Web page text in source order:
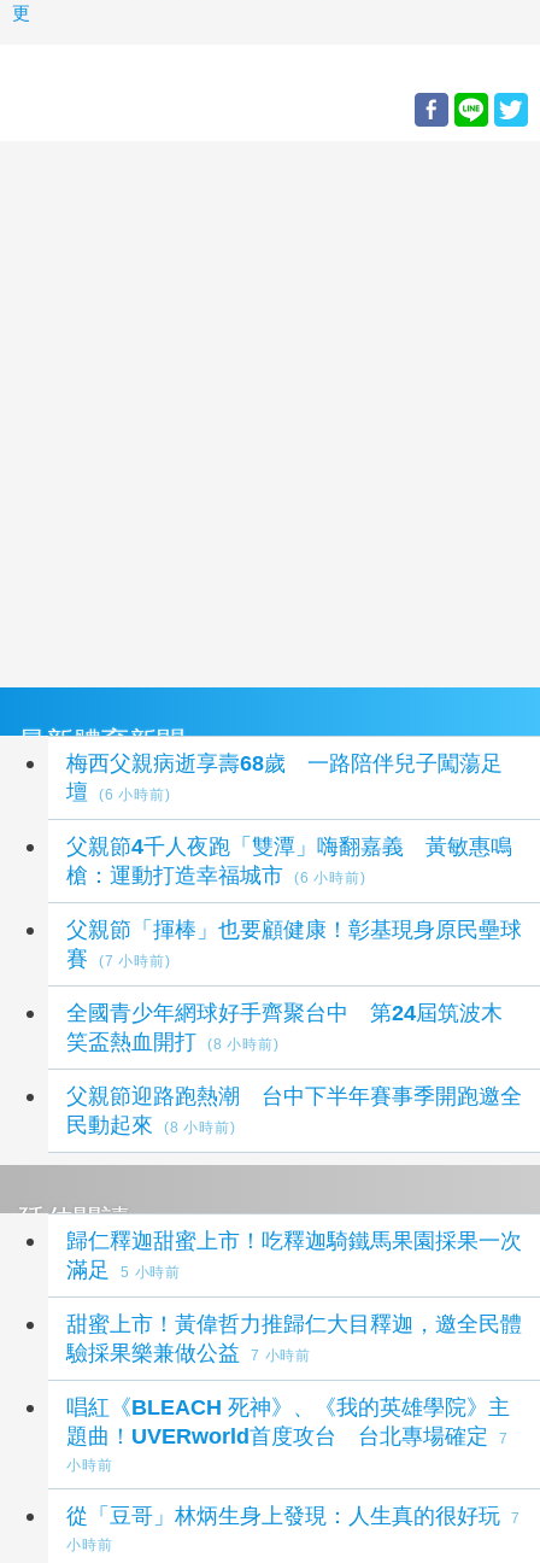
更
最新體育新聞
梅西父親病逝享壽68歲 一路陪伴兒子闖蕩足
壇
(6 小時前)
父親節4千人夜跑「雙潭」嗨翻嘉義 黃敏惠鳴
槍：運動打造幸福城市
(6 小時前)
父親節「揮棒」也要顧健康！彰基現身原民壘球
賽
(7 小時前)
全國青少年網球好手齊聚台中 第24屆筑波木
笑盃熱血開打
(8 小時前)
父親節迎路跑熱潮 台中下半年賽事季開跑邀全
民動起來
(8 小時前)
延伸閱讀
歸仁釋迦甜蜜上市！吃釋迦騎鐵馬果園採果一次
滿足
5 小時前
甜蜜上市！黃偉哲力推歸仁大目釋迦，邀全民體
驗採果樂兼做公益
7 小時前
唱紅《BLEACH 死神》、《我的英雄學院》主
題曲！UVERworld首度攻台 台北專場確定
7
小時前
從「豆哥」林炳生身上發現：人生真的很好玩
7
小時前